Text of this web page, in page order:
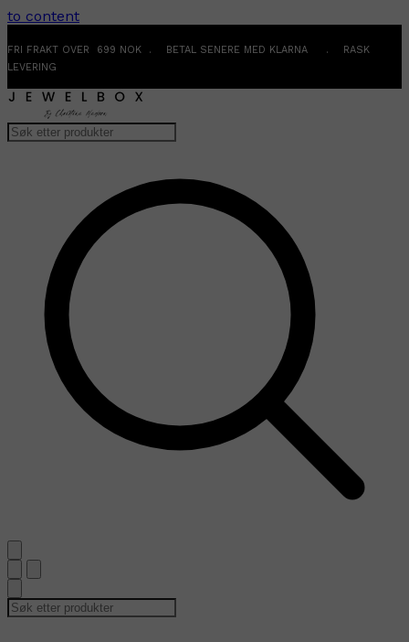
to content
FRI FRAKT OVER 699 NOK . BETAL SENERE MED KLARNA . RASK
LEVERING